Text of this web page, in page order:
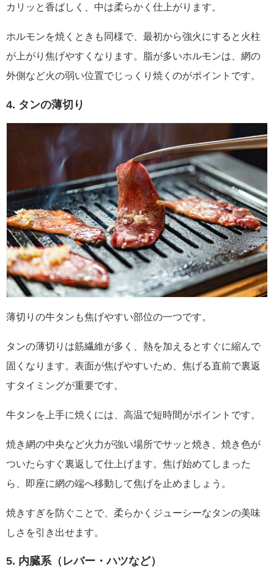
カリッと香ばしく、中は柔らかく仕上がります。
ホルモンを焼くときも同様で、最初から強火にすると火柱
が上がり焦げやすくなります。脂が多いホルモンは、網の
外側など火の弱い位置でじっくり焼くのがポイントです。
4. タンの薄切り
薄切りの牛タンも焦げやすい部位の一つです。
タンの薄切りは筋繊維が多く、熱を加えるとすぐに縮んで
固くなります。表面が焦げやすいため、焦げる直前で裏返
すタイミングが重要です。
牛タンを上手に焼くには、高温で短時間がポイントです。
焼き網の中央など火力が強い場所でサッと焼き、焼き色が
ついたらすぐ裏返して仕上げます。焦げ始めてしまった
ら、即座に網の端へ移動して焦げを止めましょう。
焼きすぎを防ぐことで、柔らかくジューシーなタンの美味
しさを引き出せます。
5. 内臓系（レバー・ハツなど）